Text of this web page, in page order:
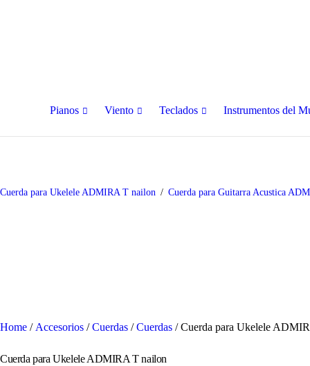
Pianos Viento Teclados Instrumentos del
Cuerda para Ukelele ADMIRA T nailon Cuerda para Guitarra Acustica
Home / Accesorios /Cuerdas /Cuerdas / Cuerda para Ukelele
Cuerda para Ukelele ADMIRA T nailon